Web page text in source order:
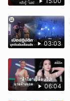
03:03
06:04